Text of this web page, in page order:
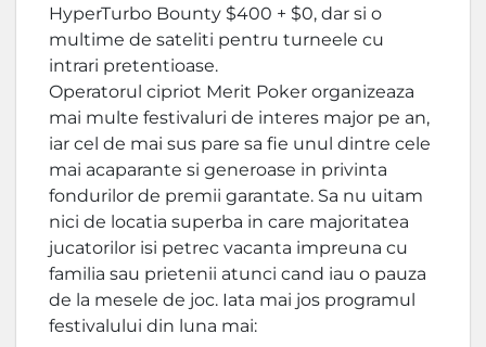
HyperTurbo Bounty $400 + $0, dar si o
multime de sateliti pentru turneele cu
intrari pretentioase.
Operatorul cipriot Merit Poker organizeaza
mai multe festivaluri de interes major pe an,
iar cel de mai sus pare sa fie unul dintre cele
mai acaparante si generoase in privinta
fondurilor de premii garantate. Sa nu uitam
nici de locatia superba in care majoritatea
jucatorilor isi petrec vacanta impreuna cu
familia sau prietenii atunci cand iau o pauza
de la mesele de joc. Iata mai jos programul
festivalului din luna mai: